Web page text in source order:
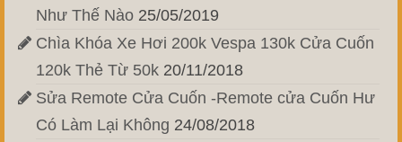
Như Thế Nào 25/05/2019
Chìa Khóa Xe Hơi 200k Vespa 130k Cửa Cuốn
120k Thẻ Từ 50k 20/11/2018
Sửa Remote Cửa Cuốn -Remote cửa Cuốn Hư
Có Làm Lại Không 24/08/2018